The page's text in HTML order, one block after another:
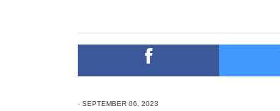
- SEPTEMBER 06, 2023